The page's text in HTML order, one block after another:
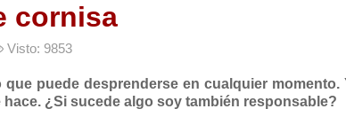
cornisa
Visto: 9853
puede desprenderse en cualquier momento.
¿Si sucede algo soy también responsable?